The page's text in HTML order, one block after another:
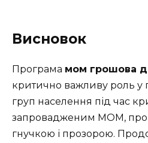
Висновок
Програма мом грошова
критично важливу роль у
груп населення під час
запровадженим МОМ,
гнучкою і прозорою.